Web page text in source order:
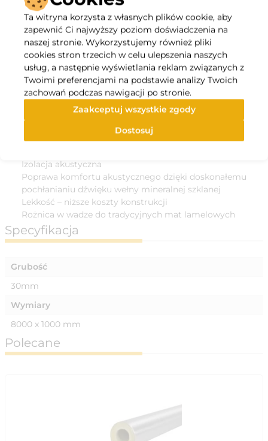
izolacja wymienników ciepła
ochrona instalacji wodnych (hydranty, rurociągi,
zbiorniki, zawory) przed zamarzaniem w zimie.
Zalety:
Szybki i bezpieczny montaż
Szybki i łatwy transport oraz instalacja produktu
wynikająca z wyjątkowej lekkości oraz wysokiej
kompresji produktu.
Doskonała izolacja termiczna
Wyjątkowa wydajność izolacji dzięki doskonałym
wartościom współczynnika przewodzenia ciepła dla
Izolacja akustyczna
Poprawa komfortu akustycznego dzięki doskonałemu
pochłanianiu dźwięku wełny mineralnej szklanej
Lekkość – niższe koszty konstrukcji
Rożnica w wadze do tradycyjnych mat lamelowych
Specyfikacja
Grubość
30mm
Wymiary
8000 x 1000 mm
Polecane
Ta witryna korzysta z własnych plików cookie, aby
zapewnić Ci najwyższy poziom doświadczenia na
naszej stronie. Wykorzystujemy również pliki
cookies stron trzecich w celu ulepszenia naszych
usług, a następnie wyświetlania reklam związanych z
Twoimi preferencjami na podstawie analizy Twoich
zachowań podczas nawigacji po stronie.
Zaakceptuj wszystkie zgody
Dostosuj